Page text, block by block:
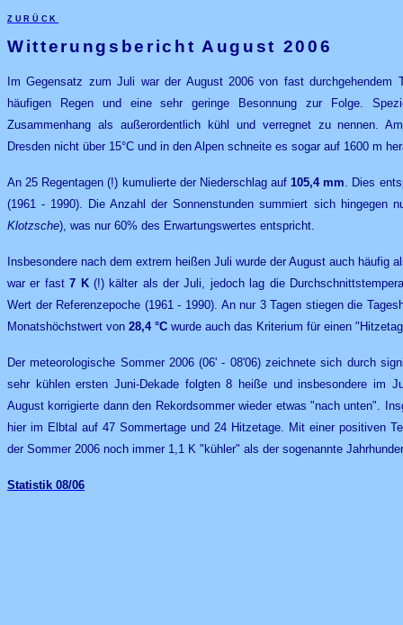
zurück
Witterungsbericht August 2006
Im Gegensatz zum Juli war der August 2006 von fast durchgehendem
häufigen Regen und eine sehr geringe Besonnung zur Folge.
Zusammenhang als außerordentlich kühl und verregnet zu nennen.
Dresden nicht über 15°C und in den Alpen schneite es sogar auf 1600 m
An 25 Regentagen (!) kumulierte der Niederschlag auf105,4 mm. Dies
(1961 - 1990). Die Anzahl der Sonnenstunden summiert sich hingegen
Klotzsche), was nur 60% des Erwartungswertes entspricht.
Insbesondere nach dem extrem heißen Juli wurde der August auch häufig
war er fast7 K (!) kälter als der Juli, jedoch lag die
Wert der Referenzepoche (1961 - 1990). An nur 3 Tagen stiegen die
Monatshöchstwert von 28,4 °C wurde auch das Kriterium für einen
Der meteorologische Sommer 2006 (06' - 08'06) zeichnete sich durch
sehr kühlen ersten Juni-Dekade folgten 8 heiße und insbesondere im
August korrigierte dann den Rekordsommer wieder etwas "nach unten".
hier im Elbtal auf 47 Sommertage und 24 Hitzetage. Mit einer positiven
der Sommer 2006 noch immer 1,1 K "kühler" als der sogenannte
Statistik 08/06